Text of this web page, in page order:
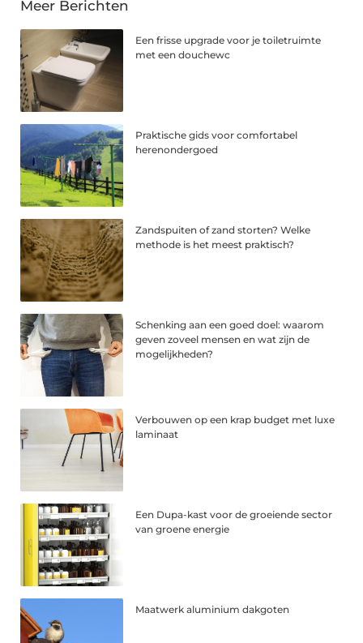
Meer Berichten
Een frisse upgrade voor je toiletruimte
met een douchewc
Praktische gids voor comfortabel
herenondergoed
Zandspuiten of zand storten? Welke
methode is het meest praktisch?
Schenking aan een goed doel: waarom
geven zoveel mensen en wat zijn de
mogelijkheden?
Verbouwen op een krap budget met luxe
laminaat
Een Dupa-kast voor de groeiende sector
van groene energie
Maatwerk aluminium dakgoten